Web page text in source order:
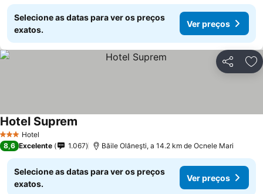
Selecione as datas para ver os preços
exatos.
Ver preços
Partilhar
3 EstrelasHotel
Hotel Suprem
8,6 Excelente 1.067 Băile Olăneşti, a 14.2 km de Ocnele Mari
Selecione as datas para ver os preços
exatos.
Ver preços